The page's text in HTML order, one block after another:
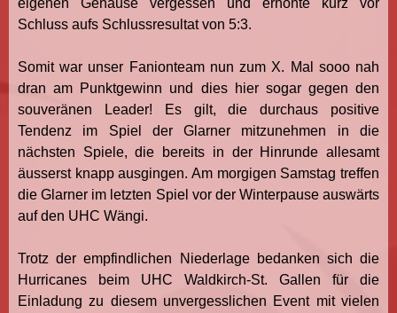
Schluss aufs Schlussresultat von 5:3.
Somit war unser Fanionteam nun zum X. Mal sooo nah
dran am Punktgewinn und dies hier sogar gegen den
souveränen Leader! Es gilt, die durchaus positive
Tendenz im Spiel der Glarner mitzunehmen in die
nächsten Spiele, die bereits in der Hinrunde allesamt
äusserst knapp ausgingen. Am morgigen Samstag treffen
die Glarner im letzten Spiel vor der Winterpause auswärts
auf den UHC Wängi.
Trotz der empfindlichen Niederlage bedanken sich die
Hurricanes beim UHC Waldkirch-St. Gallen für die
Einladung zu diesem unvergesslichen Event mit vielen